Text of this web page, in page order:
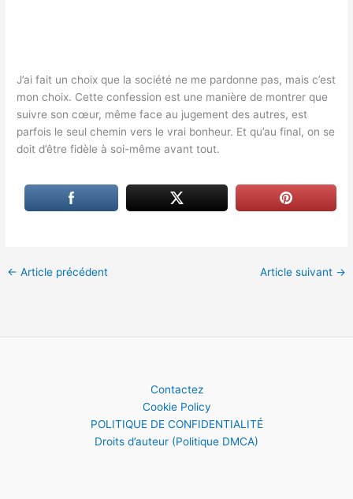
J’ai fait un choix que la société ne me pardonne pas, mais c’est
mon choix. Cette confession est une manière de montrer que
suivre son cœur, même face au jugement des autres, est
parfois le seul chemin vers le vrai bonheur. Et qu’au final, on se
doit d’être fidèle à soi-même avant tout.
← Article précédent Article suivant →
Contactez
Cookie Policy
POLITIQUE DE CONFIDENTIALITÉ
Droits d’auteur (Politique DMCA)